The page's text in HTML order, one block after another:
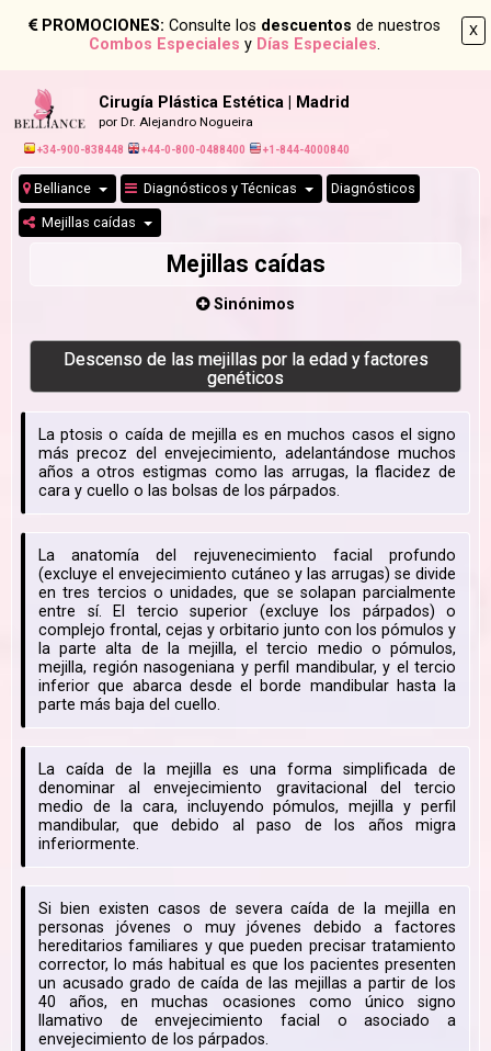
X
PROMOCIONES: Consulte los descuentos de nuestros
Combos Especiales y Días Especiales.
Cirugía Plástica Estética | Madrid
por Dr. Alejandro Nogueira
+34-900-838448 +44-0-800-0488400 +1-844-4000840
Belliance Diagnósticos y Técnicas Diagnósticos
Mejillas caídas
Mejillas caídas
Sinónimos
Descenso de las mejillas por la edad y factores
genéticos
La ptosis o caída de mejilla es en muchos casos el signo
más precoz del envejecimiento, adelantándose muchos
años a otros estigmas como las arrugas, la flacidez de
cara y cuello o las bolsas de los párpados.
La anatomía del rejuvenecimiento facial profundo
(excluye el envejecimiento cutáneo y las arrugas) se divide
en tres tercios o unidades, que se solapan parcialmente
entre sí. El tercio superior (excluye los párpados) o
complejo frontal, cejas y orbitario junto con los pómulos y
la parte alta de la mejilla, el tercio medio o pómulos,
mejilla, región nasogeniana y perfil mandibular, y el tercio
inferior que abarca desde el borde mandibular hasta la
parte más baja del cuello.
La caída de la mejilla es una forma simplificada de
denominar al envejecimiento gravitacional del tercio
medio de la cara, incluyendo pómulos, mejilla y perfil
mandibular, que debido al paso de los años migra
inferiormente.
Si bien existen casos de severa caída de la mejilla en
personas jóvenes o muy jóvenes debido a factores
hereditarios familiares y que pueden precisar tratamiento
corrector, lo más habitual es que los pacientes presenten
un acusado grado de caída de las mejillas a partir de los
40 años, en muchas ocasiones como único signo
llamativo de envejecimiento facial o asociado a
envejecimiento de los párpados.